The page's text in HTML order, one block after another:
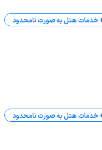
خدمات هتل به صورت نامحدود
خدمات هتل به صورت نامحدود